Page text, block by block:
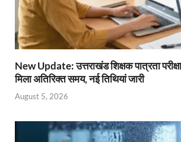
New Update: उत्तराखंड शिक्षक पात्रता
मिला अतिरिक्त समय, नई तिथियां जारी
August 5, 2026